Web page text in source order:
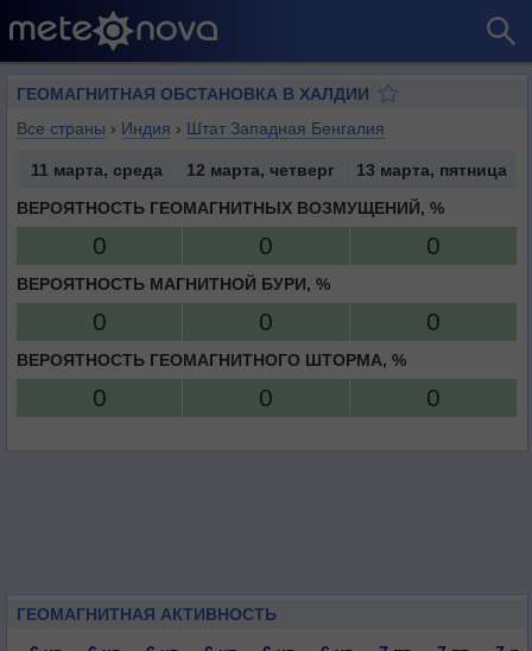
ГЕОМАГНИТНАЯ ОБСТАНОВКА В ХАЛДИИ
Все страны › Индия › Штат Западная Бенгалия
11 марта, среда 12 марта, четверг
13 марта, пятница
ВЕРОЯТНОСТЬ ГЕОМАГНИТНЫХ ВОЗМУЩЕНИЙ, %
0 0 0
ВЕРОЯТНОСТЬ МАГНИТНОЙ БУРИ, %
0 0 0
ВЕРОЯТНОСТЬ ГЕОМАГНИТНОГО ШТОРМА, %
0 0 0
ГЕОМАГНИТНАЯ АКТИВНОСТЬ